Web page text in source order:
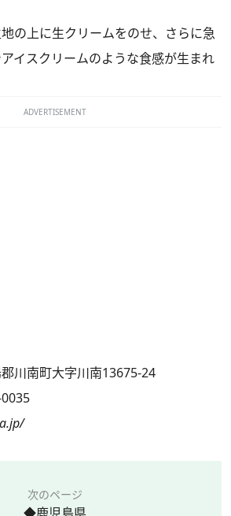
の上に生クリームをのせ、さらに急
イスクリームのような食感が生まれ
ADVERTISEMENT
川南町大字川南13675-24
次のページ